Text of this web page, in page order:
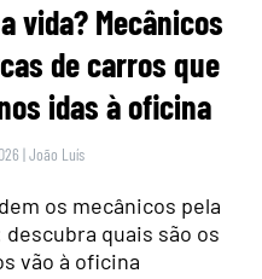
vida? Mecânicos
de carros que
idas à oficina
|João Luís
os mecânicos pela
quais são os
vão à oficina